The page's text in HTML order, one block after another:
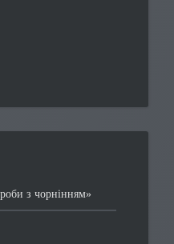
з чорнінням»